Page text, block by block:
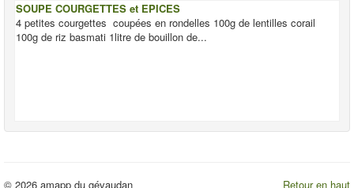
SOUPE COURGETTES et EPICES
4 petites courgettes coupées en rondelles 100g de lentilles corail
100g de riz basmati 1litre de bouillon de...
Retour en haut
© 2026 amapp du gévaudan